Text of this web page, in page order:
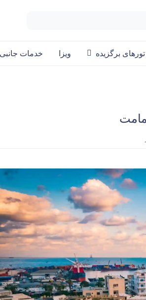
تورهای برگزیده ویزا خدمات